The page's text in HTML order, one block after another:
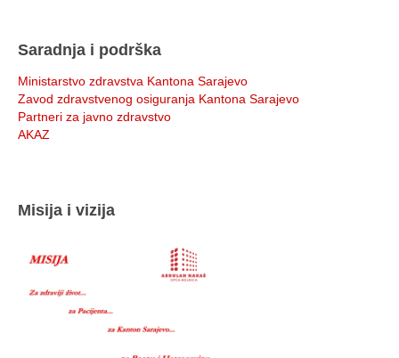
Saradnja i podrška
Ministarstvo zdravstva Kantona Sarajevo
Zavod zdravstvenog osiguranja Kantona Sarajevo
Partneri za javno zdravstvo
AKAZ
Misija i vizija